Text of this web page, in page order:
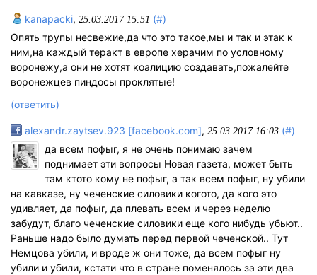
kanapacki, 25.03.2017 15:51 (#)
Опять трупы несвежие,да что это такое,мы и так и этак к
ним,на каждый теракт в европе херачим по условному
воронежу,а они не хотят коалицию создавать,пожалейте
воронежцев пиндосы проклятые!
(ответить)
alexandr.zaytsev.923 [facebook.com], 25.03.2017 16:03 (#)
да всем пофыг, я не очень понимаю зачем
поднимает эти вопросы Новая газета, может быть
там ктото кому не пофыг, а так всем пофыг, ну убили
на кавказе, ну чеченские силовики когото, да кого это
удивляет, да пофыг, да плевать всем и через неделю
забудут, благо чеченские силовики еще кого нибудь убьют..
Раньше надо было думать перед первой чеченской.. Тут
Немцова убили, и вроде ж они тоже, да всем пофыг ну
убили и убили, кстати что в стране поменялось за эти два